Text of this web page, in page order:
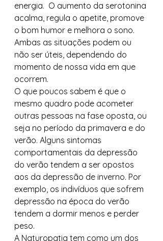
energia.  O aumento da serotonina
acalma, regula o apetite, promove
o bom humor e melhora o sono.
Ambas as situações podem ou
não ser úteis, dependendo do
momento de nossa vida em que
ocorrem.
O que poucos sabem é que o
mesmo quadro pode acometer
outras pessoas na fase oposta, ou
seja no período da primavera e do
verão. Alguns sintomas
comportamentais da depressão
do verão tendem a ser opostos
aos da depressão de inverno. Por
exemplo, os indivíduos que sofrem
depressão na época do verão
tendem a dormir menos e perder
peso.
A Naturopatia tem como um dos